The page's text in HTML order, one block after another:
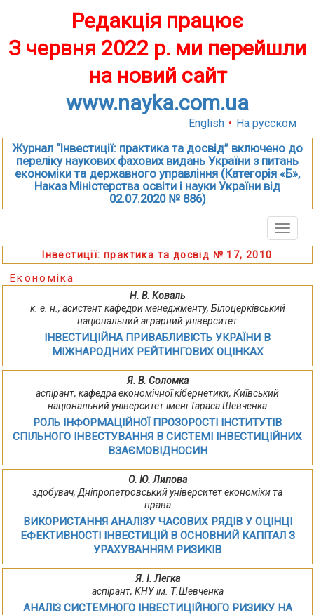
Редакція працює
З червня 2022 р. ми перейшли
на новий сайт
www.nayka.com.ua
English • На русском
Журнал “Інвестиції: практика та досвід” включено до
переліку наукових фахових видань України з питань
економіки та державного управління (Категорія «Б»,
Наказ Міністерства освіти і науки України від
02.07.2020 № 886)
Toggle
Інвестиції: практика та досвід № 17, 2010
Економіка
Н. В. Коваль
к. е. н., асистент кафедри менеджменту, Білоцерківський
національний аграрний університет
ІНВЕСТИЦІЙНА ПРИВАБЛИВІСТЬ УКРАЇНИ В
МІЖНАРОДНИХ РЕЙТИНГОВИХ ОЦІНКАХ
Я. В. Соломка
аспірант, кафедра економічної кібернетики, Київський
національний університет імені Тараса Шевченка
РОЛЬ ІНФОРМАЦІЙНОЇ ПРОЗОРОСТІ ІНСТИТУТІВ
СПІЛЬНОГО ІНВЕСТУВАННЯ В СИСТЕМІ ІНВЕСТИЦІЙНИХ
ВЗАЄМОВІДНОСИН
О. Ю. Липова
здобувач, Дніпропетровський університет економіки та
права
ВИКОРИСТАННЯ АНАЛІЗУ ЧАСОВИХ РЯДІВ У ОЦІНЦІ
ЕФЕКТИВНОСТІ ІНВЕСТИЦІЙ В ОСНОВНИЙ КАПІТАЛ З
УРАХУВАННЯМ РИЗИКІВ
Я. І. Легка
аспірант, КНУ ім. Т.Шевченка
АНАЛІЗ СИСТЕМНОГО ІНВЕСТИЦІЙНОГО РИЗИКУ НА